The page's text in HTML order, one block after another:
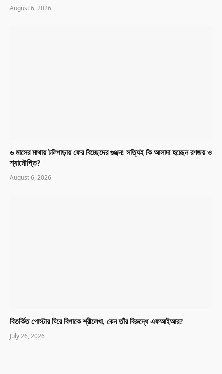
August 6, 2026
৬ মাসের মাথায় টলিপাড়ায় ফের বিচ্ছেদের গুঞ্জন! সত্যিই কি আলাদা হচ্ছেন রণজয় ও
শ্যামৌপ্তি?
August 6, 2026
বিতর্কিত পোস্টার ঘিরে বিপাকে শ্রীলেখা, কেন তাঁর বিরুদ্ধে এফআইআর?
July 26, 2026